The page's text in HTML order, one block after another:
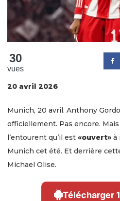
30
vues
20 avril 2026
Munich, 20 avril. Anthony
officiellement. Pas encore.
l’entourent qu’il est «ouvert» à
Munich cet été. Et derrière
Michael Olise.
Télécharger